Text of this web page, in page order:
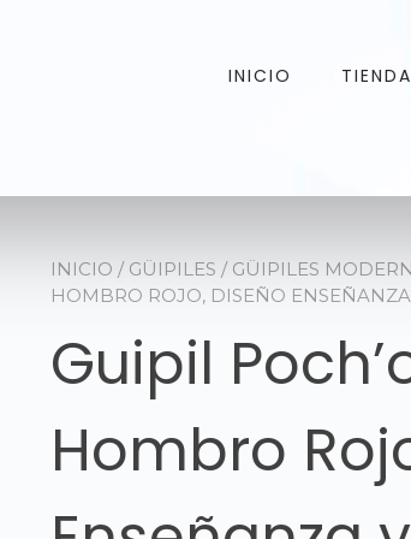
INICIO TIENDA
INICIO / GÜIPILES / GÜIPILES
HOMBRO ROJO, DISEÑO
Guipil
Hombro